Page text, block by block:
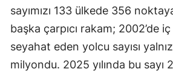
sayımızı 133 ülkede 356
başka çarpıcı rakam; 2002’de
seyahat eden yolcu sayısı
milyondu. 2025 yılında bu sayı